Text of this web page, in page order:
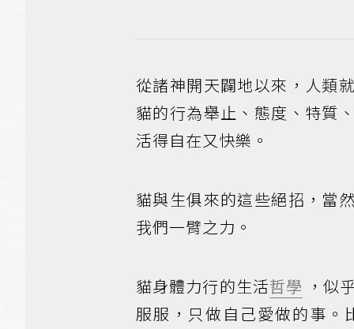
從諸神開天闢地以來，人類
貓的行為舉止、態度、特質
活得自在又快樂。
貓與生俱來的這些絕招，當
我們一臂之力。
貓身體力行的生活哲學 ，似
服服，只做自己愛做的事。